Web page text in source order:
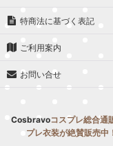
特商法に基づく表記
ご利用案内
お問い合せ
Cosbravoコスプレ総合通
プレ衣装が絶賛販売中